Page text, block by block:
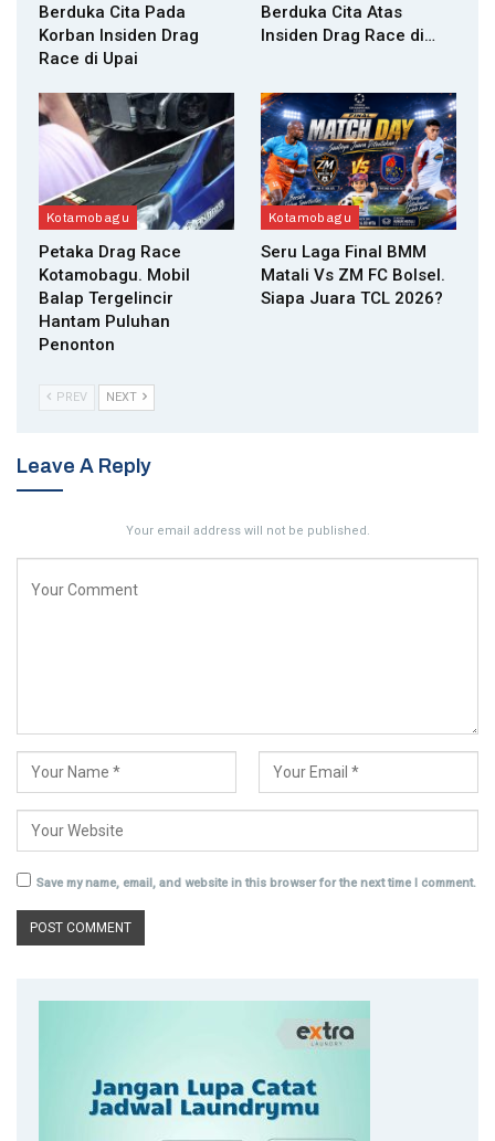
Berduka Cita Pada
Korban Insiden Drag
Race di Upai
Berduka Cita Atas
Insiden Drag Race di…
Kotamobagu
Petaka Drag Race
Kotamobagu. Mobil
Balap Tergelincir
Hantam Puluhan
Penonton
Kotamobagu
Seru Laga Final BMM
Matali Vs ZM FC Bolsel.
Siapa Juara TCL 2026?
PREV NEXT
Leave A Reply
Your email address will not be published.
Save my name, email, and website in this browser for the next time I comment.